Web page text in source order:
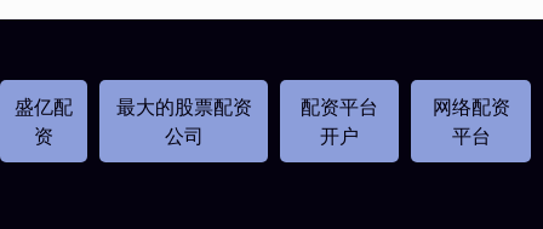
盛亿配
资
最大的股票配资
公司
配资平台
开户
网络配资
平台